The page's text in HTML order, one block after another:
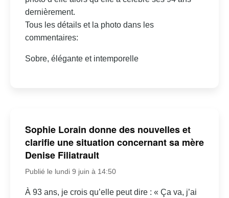
dernièrement.
Tous les détails et la photo dans les
commentaires:
Sobre, élégante et intemporelle
Sophie Lorain donne des nouvelles et
clarifie une situation concernant sa mère
Denise Filiatrault
Publié le lundi 9 juin à 14:50
À 93 ans, je crois qu’elle peut dire : « Ça va, j’ai